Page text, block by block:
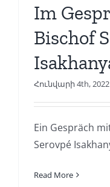
Im
Bischof
Հունվարի 4th, 2022
Ein Gespräch
Serovpé
Read More